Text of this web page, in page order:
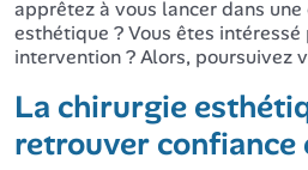
apprêtez à vous lancer dans
esthétique ? Vous êtes
intervention ? Alors, poursuivez
La chirurgie
retrouver confiance